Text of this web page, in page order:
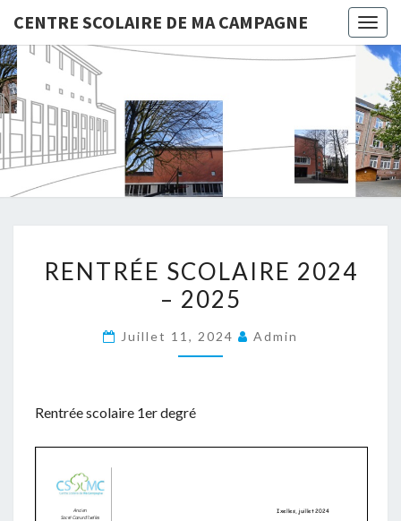
CENTRE SCOLAIRE DE MA CAMPAGNE
CENTRE
DE MA
SCOLAIRE
2024
RENTRÉE SCOLAIRE 2024
– 2025
Juillet 11, 2024 Admin
Rentrée scolaire 1er degré